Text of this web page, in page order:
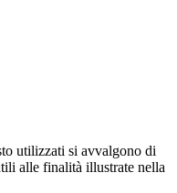
utilizzati si avvalgono di
alle finalità illustrate nella